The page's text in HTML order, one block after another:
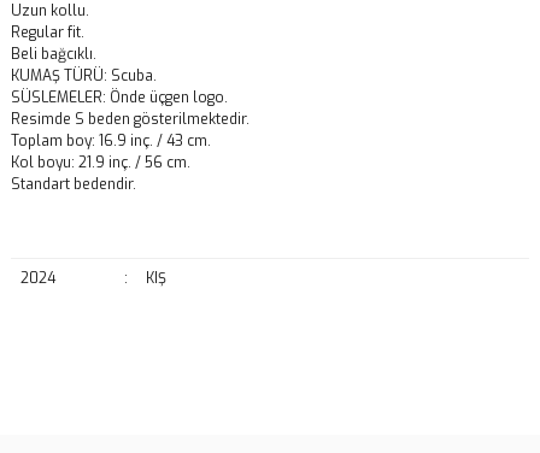
Uzun kollu.
Regular fit.
Beli bağcıklı.
KUMAŞ TÜRÜ: Scuba.
SÜSLEMELER: Önde üçgen logo.
Resimde S beden gösterilmektedir.
Toplam boy: 16.9 inç. / 43 cm.
Kol boyu: 21.9 inç. / 56 cm.
Standart bedendir.
2024 : KIŞ